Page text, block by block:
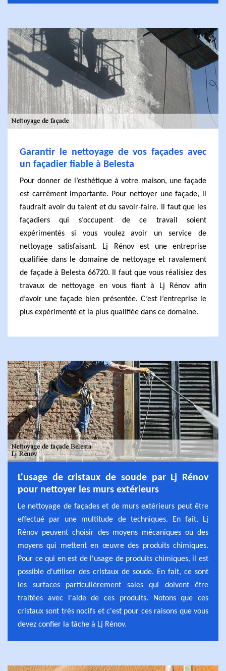
Garantir le nettoyage de vos façades avec
un façadier fiable à Belesta
Pour donner de l’esthétique à votre maison, une façade
est carrément importante. Pour nettoyer une façade, il
faudrait avoir du talent et du savoir-faire. Il faut que les
façadiers qui s’occupent de ce travail soient
expérimentés si vous voulez avoir un service de
nettoyage satisfaisant. Lj Rénov est une entreprise
qualifiée dans le domaine de nettoyage et ravalement
de façade à Belesta 66720. Il faut que vous réalisiez des
travaux de nettoyage en vous fiant à Lj Rénov afin
d’avoir une façade bien présentée. C’est l’entreprise le
plus expérimenté et la plus qualifiée dans ce domaine.
L'usage de cristaux de soude par Lj Rénov
pour nettoyer les murs extérieurs
Le nettoyage de façades et de murs extérieurs peut être
effectué par une multitude de techniques. En fait, Lj
Rénov peuvent choisir des moyens mécaniques ou des
moyens qui mettent en œuvre des produits chimiques.
Pour ce qui en est de l'usage de produits chimiques, il est
possible d'utiliser des cristaux de soude. En fait, ce sont
les surfaces particulièrement sales qui doivent être
traitées avec l'aide de ces produits. Notons que ces
cristaux sont très nocifs et c'est pour ces raisons que vous
devez confier la tâche à Lj Rénov.